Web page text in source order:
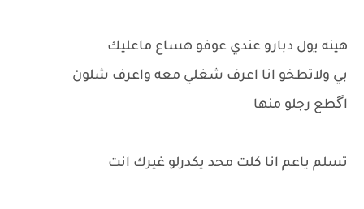
هينه يول دبارو عندي عوفو هساع ماعليك
بي ولاتطخو انا اعرف شغلي معه واعرف شلون
اگطع رجلو منها
تسلم ياعم انا كلت محد يكدرلو غيرك انت